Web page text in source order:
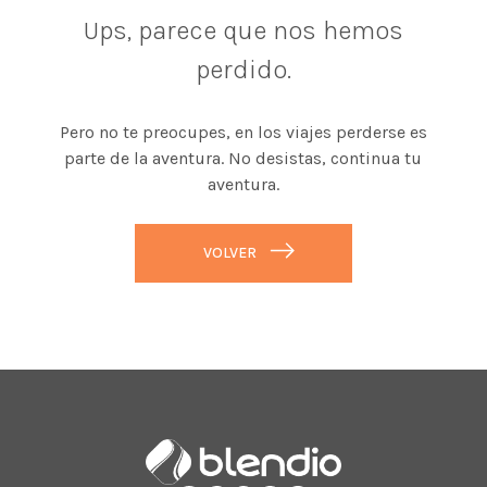
Ups, parece que nos hemos
perdido.
Pero no te preocupes, en los viajes perderse es
parte de la aventura. No desistas, continua tu
aventura.
VOLVER